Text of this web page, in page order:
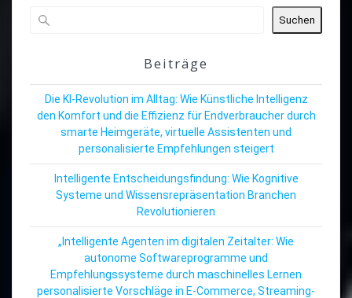
Suchen
Beiträge
Die KI-Revolution im Alltag: Wie Künstliche Intelligenz
den Komfort und die Effizienz für Endverbraucher durch
smarte Heimgeräte, virtuelle Assistenten und
personalisierte Empfehlungen steigert
Intelligente Entscheidungsfindung: Wie Kognitive
Systeme und Wissensrepräsentation Branchen
Revolutionieren
„Intelligente Agenten im digitalen Zeitalter: Wie
autonome Softwareprogramme und
Empfehlungssysteme durch maschinelles Lernen
personalisierte Vorschläge in E-Commerce, Streaming-